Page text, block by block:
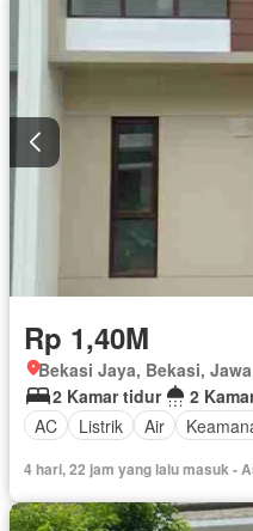
Rp 1,40M
Bekasi Jaya, Bekasi,
2 Kamar tidur
2
AC
Listrik Air
4 hari, 22 jam yang lalu masuk -